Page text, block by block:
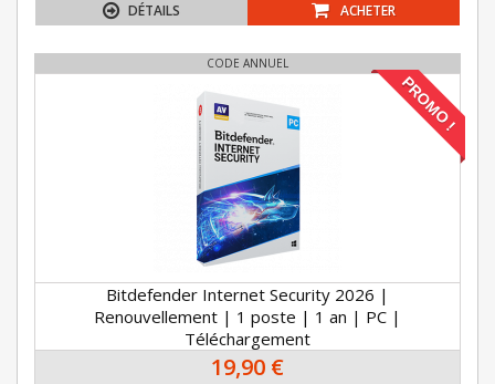
DÉTAILS ACHETER
CODE ANNUEL
PROMO !
Bitdefender Internet Security 2026 |
Renouvellement | 1 poste | 1 an | PC |
Téléchargement
19,90 €